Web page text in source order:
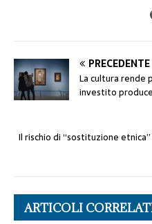
PRECEDENTE
La cultura rende
investito
Il rischio di “sostituzione
ARTICOLI